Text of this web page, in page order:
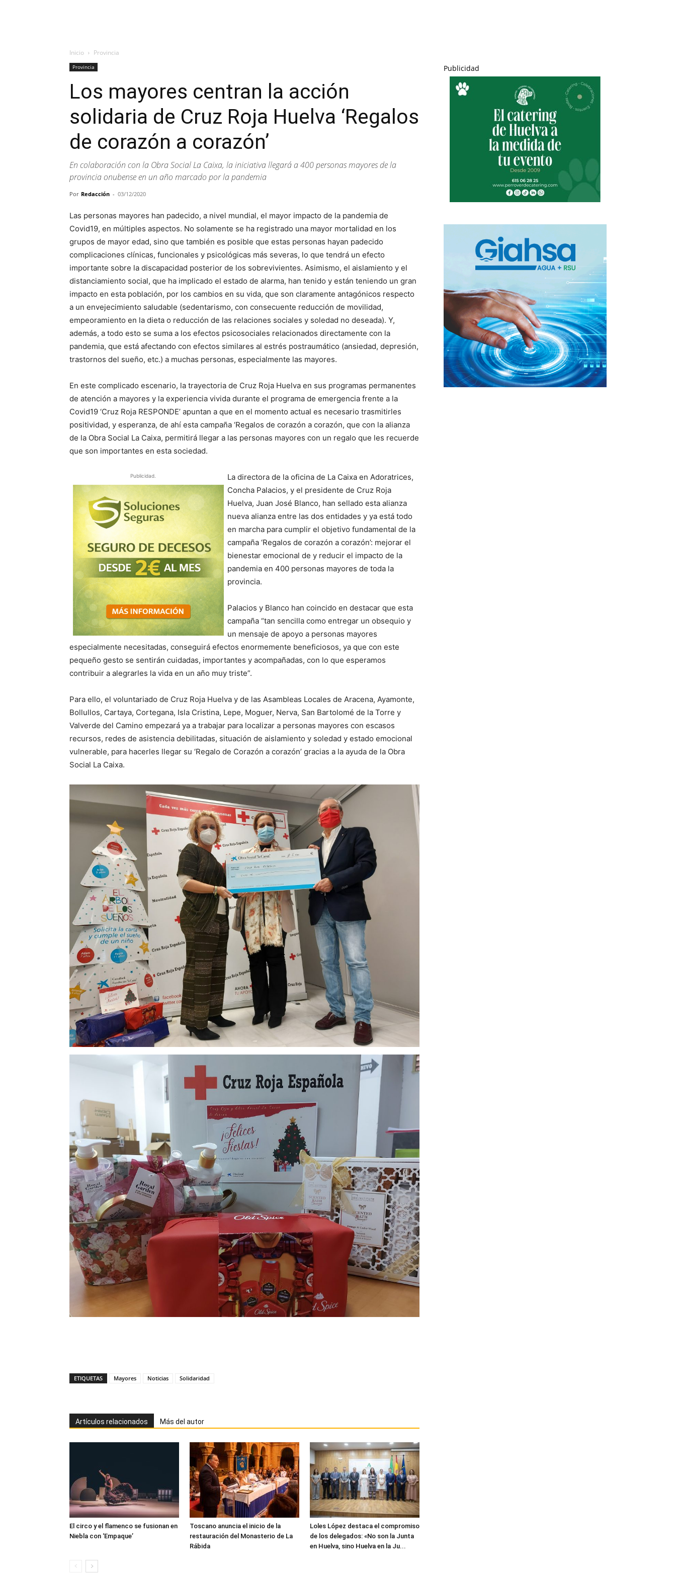
Inicio Provincia
Provincia
Los mayores centran la acción
solidaria de Cruz Roja Huelva ‘Regalos
de corazón a corazón’
En colaboración con la Obra Social La Caixa, la iniciativa llegará a 400 personas mayores de la
provincia onubense en un año marcado por la pandemia
Por Redacción - 03/12/2020
Las personas mayores han padecido, a nivel mundial, el mayor impacto de la pandemia de
Covid19, en múltiples aspectos. No solamente se ha registrado una mayor mortalidad en los
grupos de mayor edad, sino que también es posible que estas personas hayan padecido
complicaciones clínicas, funcionales y psicológicas más severas, lo que tendrá un efecto
importante sobre la discapacidad posterior de los sobrevivientes. Asimismo, el aislamiento y el
distanciamiento social, que ha implicado el estado de alarma, han tenido y están teniendo un gran
impacto en esta población, por los cambios en su vida, que son claramente antagónicos respecto
a un envejecimiento saludable (sedentarismo, con consecuente reducción de movilidad,
empeoramiento en la dieta o reducción de las relaciones sociales y soledad no deseada). Y,
además, a todo esto se suma a los efectos psicosociales relacionados directamente con la
pandemia, que está afectando con efectos similares al estrés postraumático (ansiedad, depresión,
trastornos del sueño, etc.) a muchas personas, especialmente las mayores.
En este complicado escenario, la trayectoria de Cruz Roja Huelva en sus programas permanentes
de atención a mayores y la experiencia vivida durante el programa de emergencia frente a la
Covid19 ‘Cruz Roja RESPONDE’ apuntan a que en el momento actual es necesario trasmitirles
positividad, y esperanza, de ahí esta campaña ‘Regalos de corazón a corazón, que con la alianza
de la Obra Social La Caixa, permitirá llegar a las personas mayores con un regalo que les recuerde
que son importantes en esta sociedad.
Publicidad.
La directora de la oficina de La Caixa en Adoratrices,
Concha Palacios, y el presidente de Cruz Roja
Huelva, Juan José Blanco, han sellado esta alianza
nueva alianza entre las dos entidades y ya está todo
en marcha para cumplir el objetivo fundamental de la
campaña ‘Regalos de corazón a corazón’: mejorar el
bienestar emocional de y reducir el impacto de la
pandemia en 400 personas mayores de toda la
provincia.
Palacios y Blanco han coincido en destacar que esta
campaña “tan sencilla como entregar un obsequio y
un mensaje de apoyo a personas mayores
especialmente necesitadas, conseguirá efectos enormemente beneficiosos, ya que con este
pequeño gesto se sentirán cuidadas, importantes y acompañadas, con lo que esperamos
contribuir a alegrarles la vida en un año muy triste”.
Para ello, el voluntariado de Cruz Roja Huelva y de las Asambleas Locales de Aracena, Ayamonte,
Bollullos, Cartaya, Cortegana, Isla Cristina, Lepe, Moguer, Nerva, San Bartolomé de la Torre y
Valverde del Camino empezará ya a trabajar para localizar a personas mayores con escasos
recursos, redes de asistencia debilitadas, situación de aislamiento y soledad y estado emocional
vulnerable, para hacerles llegar su ‘Regalo de Corazón a corazón’ gracias a la ayuda de la Obra
Social La Caixa.
ETIQUETAS Mayores Noticias Solidaridad
Artículos relacionados Más del autor
El circo y el flamenco se fusionan en
Niebla con ‘Empaque’
Toscano anuncia el inicio de la
restauración del Monasterio de La
Rábida
Loles López destaca el compromiso
de los delegados: «No son la Junta
en Huelva, sino Huelva en la Ju...
Publicidad